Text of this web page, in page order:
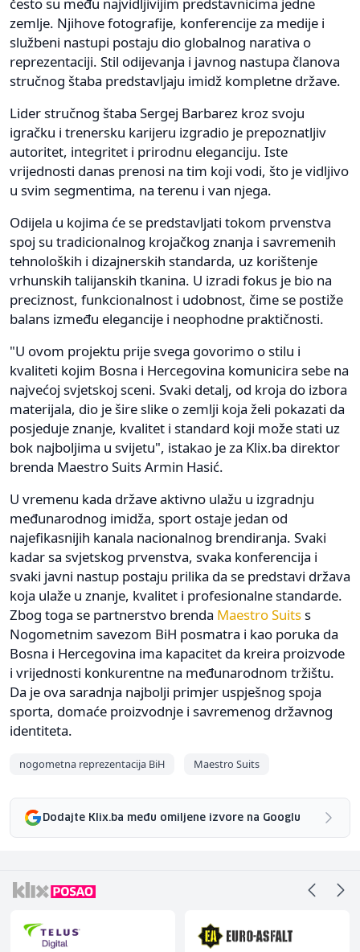
često su među najvidljivijim predstavnicima jedne
zemlje. Njihove fotografije, konferencije za medije i
službeni nastupi postaju dio globalnog narativa o
reprezentaciji. Stil odijevanja i javnog nastupa članova
stručnog štaba predstavljaju imidž kompletne države.
Lider stručnog štaba Sergej Barbarez kroz svoju
igračku i trenersku karijeru izgradio je prepoznatljiv
autoritet, integritet i prirodnu eleganciju. Iste
vrijednosti danas prenosi na tim koji vodi, što je vidljivo
u svim segmentima, na terenu i van njega.
Odijela u kojima će se predstavljati tokom prvenstva
spoj su tradicionalnog krojačkog znanja i savremenih
tehnoloških i dizajnerskih standarda, uz korištenje
vrhunskih talijanskih tkanina. U izradi fokus je bio na
preciznost, funkcionalnost i udobnost, čime se postiže
balans između elegancije i neophodne praktičnosti.
"U ovom projektu prije svega govorimo o stilu i
kvaliteti kojim Bosna i Hercegovina komunicira sebe na
najvećoj svjetskoj sceni. Svaki detalj, od kroja do izbora
materijala, dio je šire slike o zemlji koja želi pokazati da
posjeduje znanje, kvalitet i standard koji može stati uz
bok najboljima u svijetu", istakao je za Klix.ba direktor
brenda Maestro Suits Armin Hasić.
U vremenu kada države aktivno ulažu u izgradnju
međunarodnog imidža, sport ostaje jedan od
najefikasnijih kanala nacionalnog brendiranja. Svaki
kadar sa svjetskog prvenstva, svaka konferencija i
svaki javni nastup postaju prilika da se predstavi država
koja ulaže u znanje, kvalitet i profesionalne standarde.
Zbog toga se partnerstvo brenda Maestro Suitss
Nogometnim savezom BiH posmatra i kao poruka da
Bosna i Hercegovina ima kapacitet da kreira proizvode
i vrijednosti konkurentne na međunarodnom tržištu.
Da je ova saradnja najbolji primjer uspješnog spoja
sporta, domaće proizvodnje i savremenog državnog
identiteta.
nogometna reprezentacija BiH Maestro Suits
Dodajte Klix.ba među omiljene izvore na Googlu